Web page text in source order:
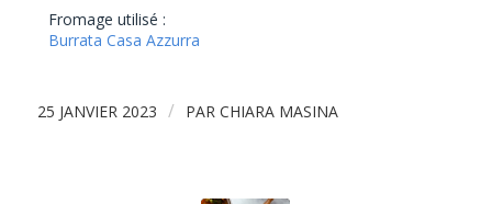
Fromage utilisé :
Burrata Casa Azzurra
25 JANVIER 2023 / PAR CHIARA MASINA